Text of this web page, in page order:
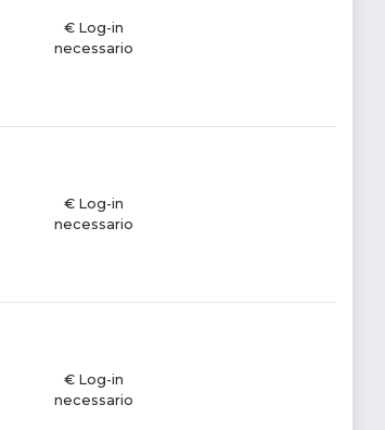
€ Log-in
necessario
€ Log-in
necessario
€ Log-in
necessario